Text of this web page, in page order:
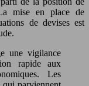
mise en place de
de devises est
une vigilance
rapide aux
Les